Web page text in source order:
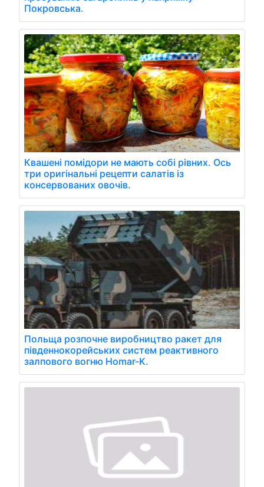
Покровська.
Квашені помідори не мають собі рівних. Ось
три оригінальні рецепти салатів із
консервованих овочів.
Польща розпочне виробництво ракет для
південнокорейських систем реактивного
залпового вогню Homar-K.